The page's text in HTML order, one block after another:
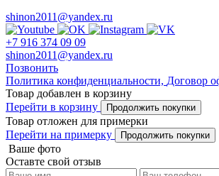
shinon2011@yandex.ru
+7 916 374 09 09
shinon2011@yandex.ru
Позвонить
Политика конфиденциальности, Договор
Товар добавлен в корзину
Перейти в корзину
Продолжить покупки
Товар отложен для примерки
Перейти на примерку
Продолжить покупки
Ваше фото
Оставте свой отзыв